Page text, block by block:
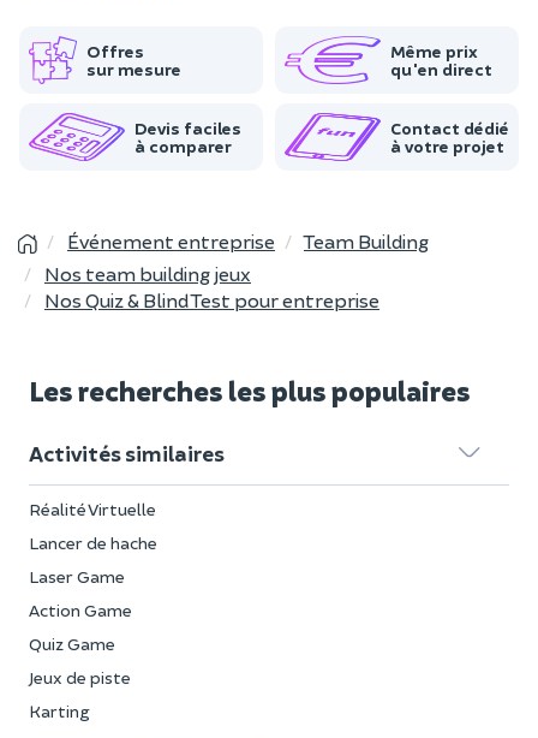
Offres
sur mesure
Même prix
qu'en direct
Devis faciles
à comparer
Contact dédié
à votre projet
Événement entreprise
Team Building
Nos team building jeux
Nos Quiz & Blind Test pour entreprise
Les recherches les plus populaires
Activités similaires
Réalité Virtuelle
Lancer de hache
Laser Game
Action Game
Quiz Game
Jeux de piste
Karting